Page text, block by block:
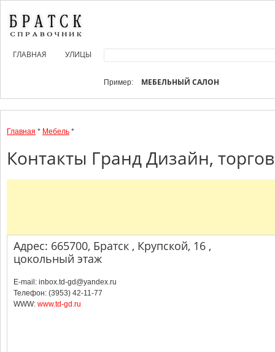
ГЛАВНАЯ УЛИЦЫ
Пример: МЕБЕЛЬНЫЙ САЛОН
Главная * Мебель *
Контакты Гранд Дизайн,
Адрес: 665700, Братск , Крупской, 16 ,
цокольный этаж
E-mail: inbox.td-gd@yandex.ru
Телефон: (3953) 42-11-77
WWW: www.td-gd.ru